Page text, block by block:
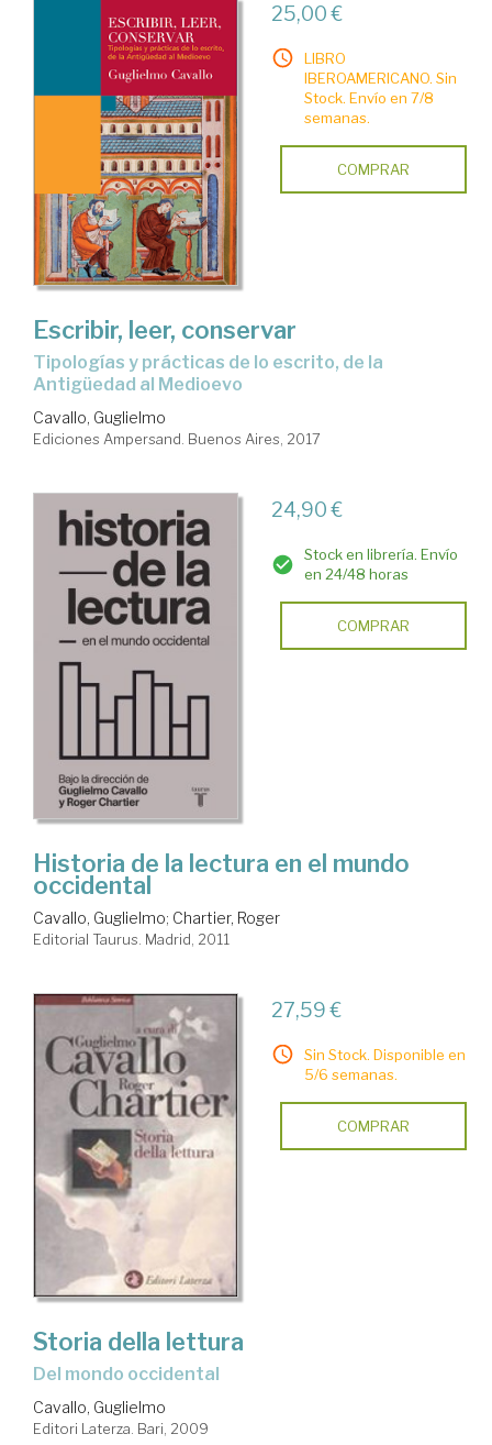
25,00 €
LIBRO
IBEROAMERICANO. Sin
Stock. Envío en 7/8
semanas.
COMPRAR
Escribir, leer, conservar
tipologías y prácticas de lo escrito, de la
Antigüedad al Medioevo
Cavallo, Guglielmo
Ediciones Ampersand. Buenos Aires, 2017
24,90 €
Stock en librería. Envío
en 24/48 horas
COMPRAR
Historia de la lectura en el mundo
occidental
Cavallo, Guglielmo; Chartier, Roger
Editorial Taurus. Madrid, 2011
27,59 €
Sin Stock. Disponible en
5/6 semanas.
COMPRAR
Storia della lettura
del mondo occidental
Cavallo, Guglielmo
Editori Laterza. Bari, 2009